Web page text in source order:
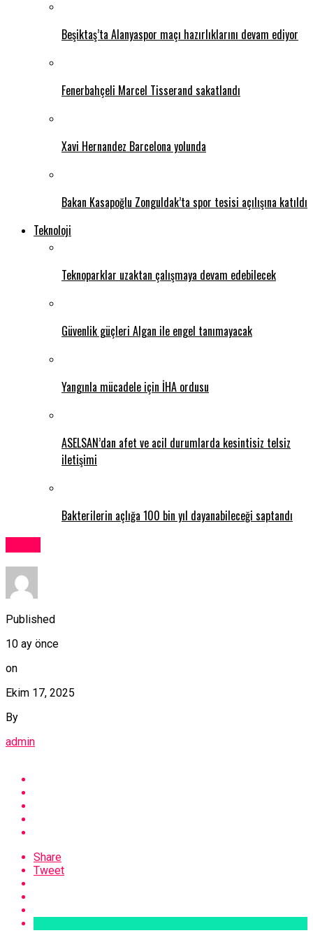
Beşiktaş’ta Alanyaspor maçı hazırlıklarını devam ediyor
Fenerbahçeli Marcel Tisserand sakatlandı
Xavi Hernandez Barcelona yolunda
Bakan Kasapoğlu Zonguldak’ta spor tesisi açılışına katıldı
Teknoloji
Teknoparklar uzaktan çalışmaya devam edebilecek
Güvenlik güçleri Algan ile engel tanımayacak
Yangınla mücadele için İHA ordusu
ASELSAN’dan afet ve acil durumlarda kesintisiz telsiz
iletişimi
Bakterilerin açlığa 100 bin yıl dayanabileceği saptandı
Published
10 ay önce
on
Ekim 17, 2025
By
admin
Share
Tweet